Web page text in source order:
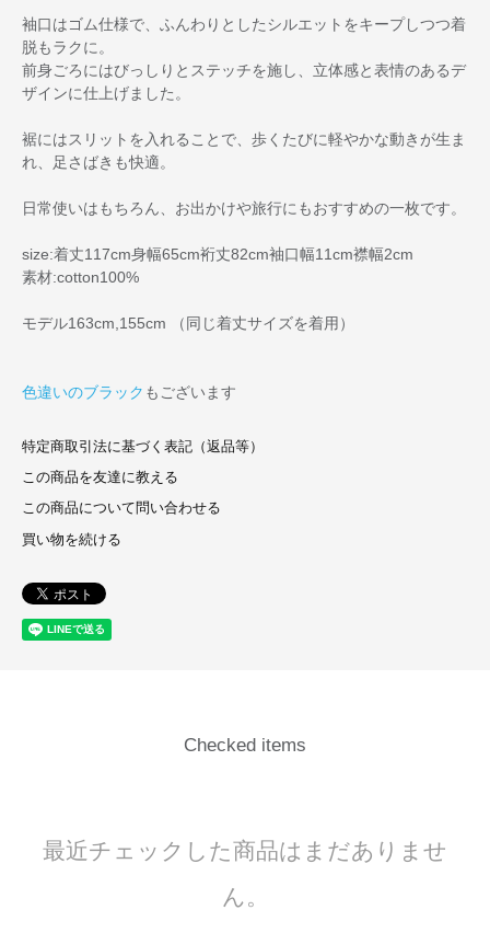
袖口はゴム仕様で、ふんわりとしたシルエットをキープしつつ着
脱もラクに。
前身ごろにはびっしりとステッチを施し、立体感と表情のあるデ
ザインに仕上げました。
裾にはスリットを入れることで、歩くたびに軽やかな動きが生ま
れ、足さばきも快適。
日常使いはもちろん、お出かけや旅行にもおすすめの一枚です。
size:着丈117cm身幅65cm裄丈82cm袖口幅11cm襟幅2cm
素材:cotton100%
モデル163cm,155cm （同じ着丈サイズを着用）
色違いのブラック もございます
特定商取引法に基づく表記（返品等）
この商品を友達に教える
この商品について問い合わせる
買い物を続ける
Checked items
最近チェックした商品はまだありませ
ん。